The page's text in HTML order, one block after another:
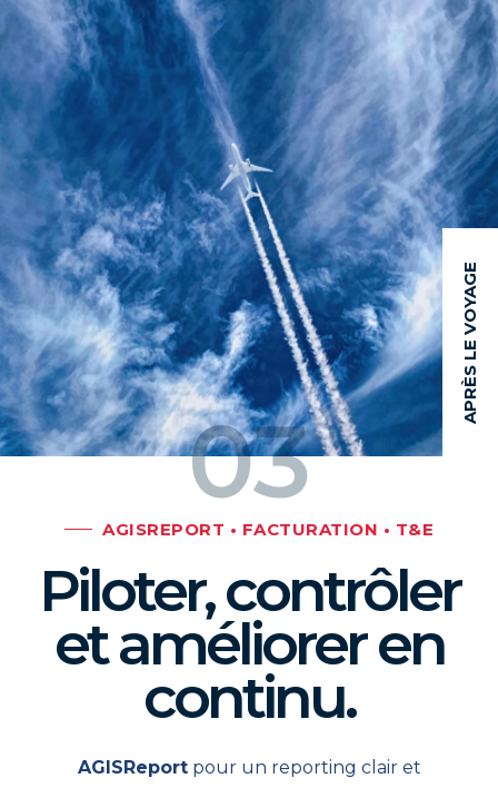
03
APRÈS LE VOYAGE
AGISREPORT • FACTURATION • T&E
Piloter, contrôler
et améliorer en
continu.
AGISReportpour un reporting clair et